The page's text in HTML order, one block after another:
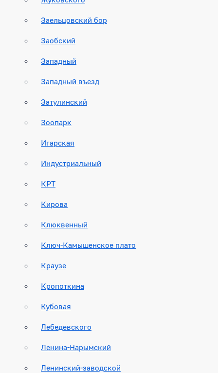
Заельцовский бор
Заобский
Западный
Западный въезд
Затулинский
Зоопарк
Игарская
Индустриальный
КРТ
Кирова
Клюквенный
Ключ-Камышенское плато
Краузе
Кропоткина
Кубовая
Лебедевского
Ленина-Нарымский
Ленинский-заводской